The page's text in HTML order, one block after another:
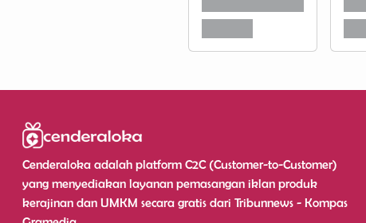
Cenderaloka adalah platform C2C (Customer-to-Customer)
yang menyediakan layanan pemasangan iklan produk
kerajinan dan UMKM secara gratis dari Tribunnews - Kompas